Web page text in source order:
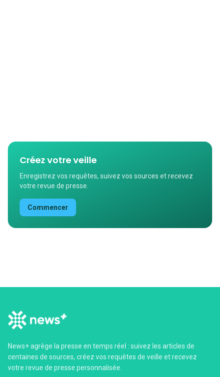
Créez votre veille
Enregistrez vos requêtes, suivez vos sources et recevez
votre revue de presse.
Commencer
News+ agrège la presse en temps réel : suivez les articles de
centaines de sources, créez vos requêtes de veille et recevez
votre revue de presse personnalisée.